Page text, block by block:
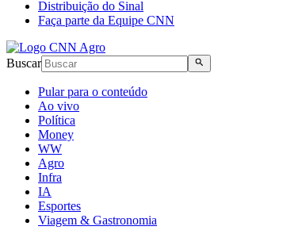
Distribuição do Sinal
Faça parte da Equipe CNN
Buscar
Pular para o conteúdo
Ao vivo
Política
Money
WW
Agro
Infra
IA
Esportes
Viagem & Gastronomia